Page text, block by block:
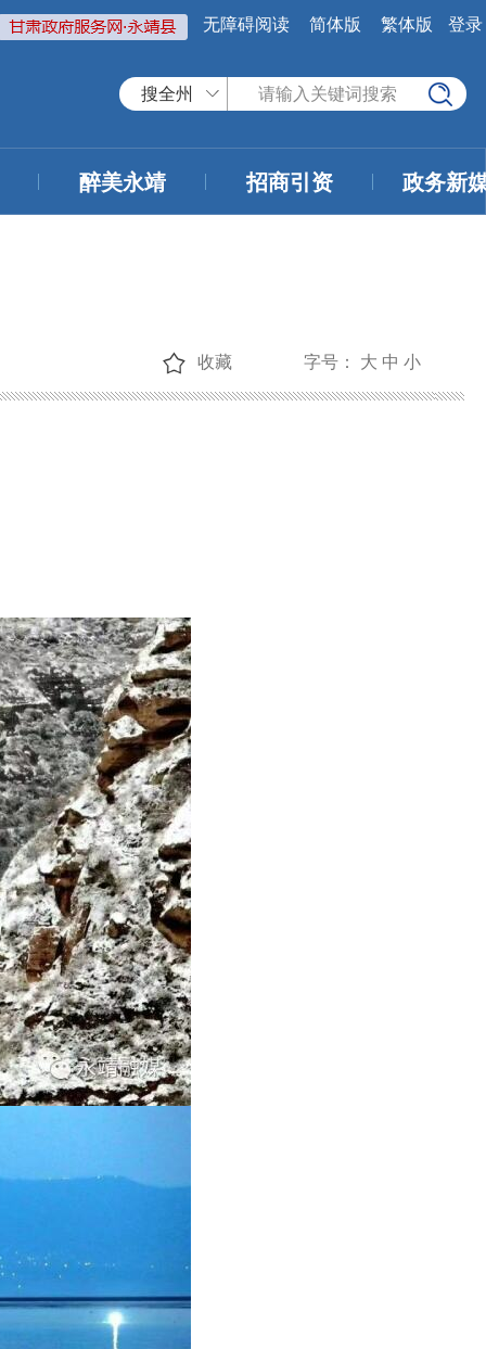
无障碍阅读 简体版 繁体版 登录
搜全州
醉美永靖 招商引资 政务新
字号： 大 中 小
收藏